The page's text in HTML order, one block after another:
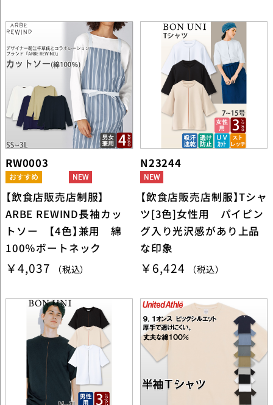
RW0003
【飲食店販売店制服】
ARBE REWIND長袖カッ
トソー 【4色】兼用 綿
100％ボートネック
￥4,037 （税込）
N23244
【飲食店販売店制服】Tシャ
ツ[3色]女性用 パイピン
グ入り光沢感があり上品
な印象
￥6,424 （税込）